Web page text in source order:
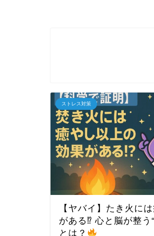
ストレス対策
【ヤバイ】たき火に
がある⁉︎ 心と脳が整う
とは？